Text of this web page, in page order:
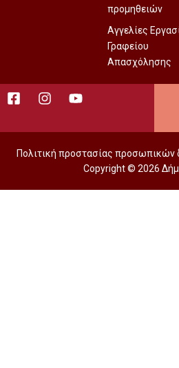
προμηθειών
Αγγελίες
Γραφείου
Απασχόλησης
Πολιτική προστασίας
Copyright © 2026